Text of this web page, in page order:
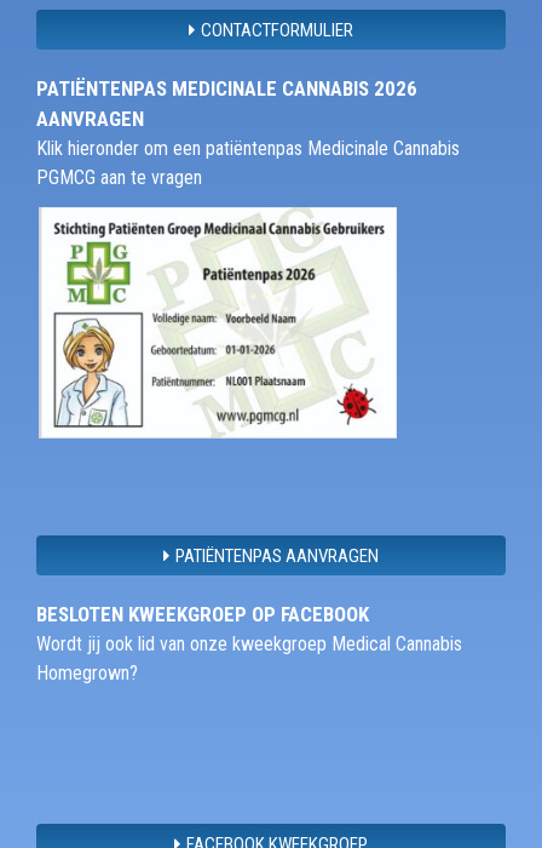
CONTACTFORMULIER
PATIËNTENPAS MEDICINALE CANNABIS 2026
AANVRAGEN
Klik hieronder om een patiëntenpas Medicinale Cannabis
PGMCG aan te vragen
PATIËNTENPAS AANVRAGEN
BESLOTEN KWEEKGROEP OP FACEBOOK
Wordt jij ook lid van onze kweekgroep Medical Cannabis
Homegrown?